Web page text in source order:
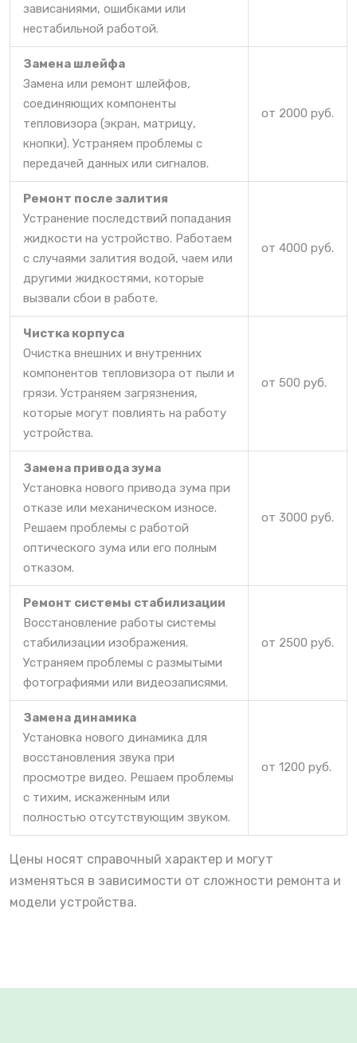
зависаниями, ошибками или
нестабильной работой.
Замена шлейфа
Замена или ремонт шлейфов,
соединяющих компоненты
тепловизора (экран, матрицу,
кнопки). Устраняем проблемы с
передачей данных или сигналов.
от 2000 руб.
Ремонт после залития
Устранение последствий попадания
жидкости на устройство. Работаем
с случаями залития водой, чаем или
другими жидкостями, которые
вызвали сбои в работе.
от 4000 руб.
Чистка корпуса
Очистка внешних и внутренних
компонентов тепловизора от пыли и
грязи. Устраняем загрязнения,
которые могут повлиять на работу
устройства.
от 500 руб.
Замена привода зума
Установка нового привода зума при
отказе или механическом износе.
Решаем проблемы с работой
оптического зума или его полным
отказом.
от 3000 руб.
Ремонт системы стабилизации
Восстановление работы системы
стабилизации изображения.
Устраняем проблемы с размытыми
фотографиями или видеозаписями.
от 2500 руб.
Замена динамика
Установка нового динамика для
восстановления звука при
просмотре видео. Решаем проблемы
с тихим, искаженным или
полностью отсутствующим звуком.
от 1200 руб.
Цены носят справочный характер и могут
изменяться в зависимости от сложности ремонта и
модели устройства.